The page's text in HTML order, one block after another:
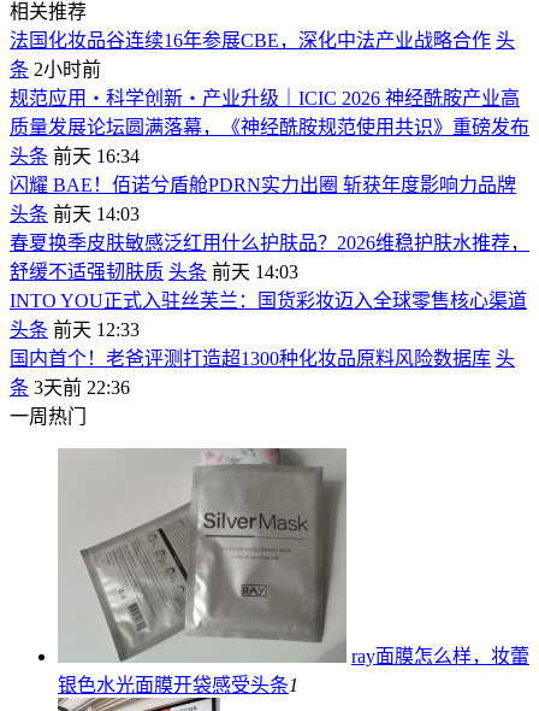
相关推荐
法国化妆品谷连续16年参展CBE，深化中法产业战略合作 头
条 2小时前
规范应用・科学创新・产业升级｜ICIC 2026 神经酰胺产业高
质量发展论坛圆满落幕，《神经酰胺规范使用共识》重磅发布
头条 前天 16:34
闪耀 BAE！佰诺兮盾舱PDRN实力出圈 斩获年度影响力品牌
头条 前天 14:03
春夏换季皮肤敏感泛红用什么护肤品？2026维稳护肤水推荐，
舒缓不适强韧肤质 头条 前天 14:03
INTO YOU正式入驻丝芙兰：国货彩妆迈入全球零售核心渠道
头条 前天 12:33
国内首个！老爸评测打造超1300种化妆品原料风险数据库 头
条 3天前 22:36
一周热门
ray面膜怎么样，妆蕾
银色水光面膜开袋感受头条1